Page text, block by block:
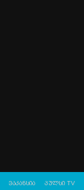
ვაკანსია პულსი TV